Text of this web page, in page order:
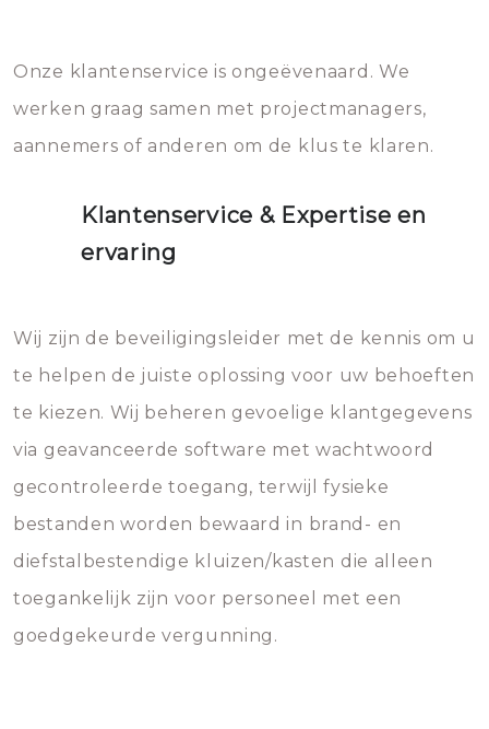
Onze klantenservice is ongeëvenaard. We
werken graag samen met projectmanagers,
aannemers of anderen om de klus te klaren.
Klantenservice & Expertise en
ervaring
Wij zijn de beveiligingsleider met de kennis om u
te helpen de juiste oplossing voor uw behoeften
te kiezen. Wij beheren gevoelige klantgegevens
via geavanceerde software met wachtwoord
gecontroleerde toegang, terwijl fysieke
bestanden worden bewaard in brand- en
diefstalbestendige kluizen/kasten die alleen
toegankelijk zijn voor personeel met een
goedgekeurde vergunning.